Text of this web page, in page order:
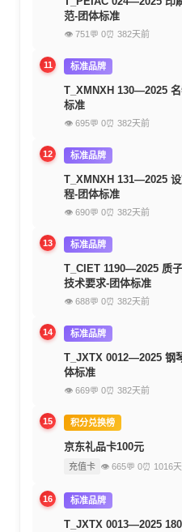
范-团体标准
👁 751 💬 0⏰ 382天前
11 标准品牌
T_XMNXH 130—2025
标准
👁 695💬 0⏰ 382天前
12 标准品牌
T_XMNXH 131—2025
程-团体标准
👁 690💬 0⏰ 382天前
13 标准品牌
T_CIET 1190—2025 质
技术要求-团体标准
👁 688💬 0⏰ 382天前
14 标准品牌
T_JXTX 0012—2025 钢
体标准
👁 669💬 0⏰ 382天前
15 积分兑换榜
京东礼品卡100元
充值卡 👁 665💬 0⏰ 1016
16 标准品牌
T_JXTX 0013—2025